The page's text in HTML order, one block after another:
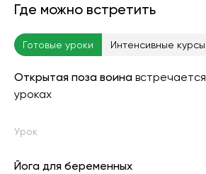
Где можно встретить
Готовые уроки Интенсивные курсы
Открытая поза воина встречается
уроках
Урок
Йога для беременных